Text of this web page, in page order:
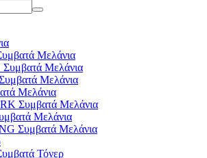
Μελάνια
Μελάνια
Μελάνια
Μελάνια
Συμβατά Μελάνια
Μελάνια
Συμβατά Μελάνια
Τόνερ